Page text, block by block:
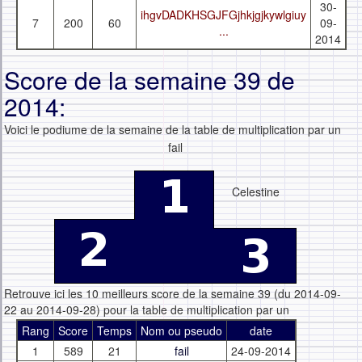
7 200 60
ihgvDADKHSGJFGjhkjgjkywlgiuy
...
30-
09-
2014
Score de la semaine 39 de
2014:
Voici le podiume de la semaine de la table de multiplication par un
fail
Celestine
Retrouve ici les 10 meilleurs score de la semaine 39 (du 2014-09-
22 au 2014-09-28) pour la table de multiplication par un
Rang Score Temps Nom ou pseudo
date
1
589 21 fail
24-09-2014